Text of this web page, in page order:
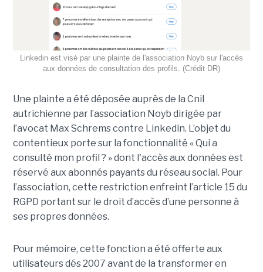
Linkedin est visé par une plainte de l'association Noyb sur l'accès
aux données de consultation des profils. (Crédit DR)
Une plainte a été déposée auprès de la Cnil
autrichienne par l’association Noyb dirigée par
l’avocat Max Schrems contre Linkedin. L’objet du
contentieux porte sur la fonctionnalité « Qui a
consulté mon profil ? » dont l'accès aux données est
réservé aux abonnés payants du réseau social. Pour
l’association, cette restriction enfreint l’article 15 du
RGPD portant sur le droit d’accès d’une personne à
ses propres données.
Pour mémoire, cette fonction a été offerte aux
utilisateurs dés 2007 avant de la transformer en